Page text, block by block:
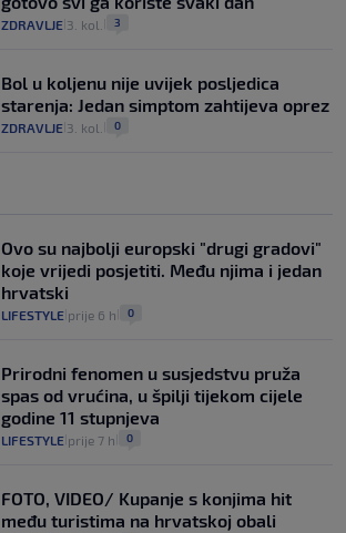
ZDRAVLJE 3. kol. 3
Bol u koljenu nije uvijek posljedica
starenja: Jedan simptom zahtijeva oprez
ZDRAVLJE 3. kol. 0
Ovo su najbolji europski "drugi gradovi"
koje vrijedi posjetiti. Među njima i jedan
hrvatski
LIFESTYLE prije 6 h 0
Prirodni fenomen u susjedstvu pruža
spas od vrućina, u špilji tijekom cijele
godine 11 stupnjeva
LIFESTYLE prije 7 h 0
FOTO, VIDEO/ Kupanje s konjima hit
među turistima na hrvatskoj obali